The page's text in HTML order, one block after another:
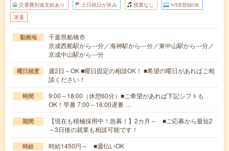
交通費別途支給あり 土日祝日が休み 残業なし WEB登録OK
派遣
勤務地
千葉県船橋市
京成西船駅から---分／海神駅から---分／東中山駅から---分／
京成中山駅から---分
曜日頻度
週2日～OK ■曜日固定の相談OK！ ■希望の曜日があればご相
談ください！
時間
9:00～18:00（休憩60分）■ご希望があれば下記シフトも
OK！早番 7:00～16:00遅番 …
期間
【現在も積極採用中！急募！】2カ月～ ■ご応募から最短2
～3日後の就業も相談可能です！
時給 時給1450円～ ■週払いOK